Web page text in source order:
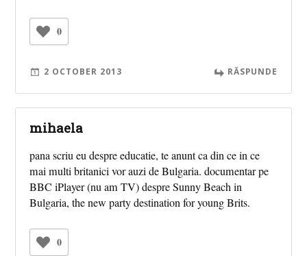
0
2 OCTOBER 2013 RĂSPUNDE
mihaela
pana scriu eu despre educatie, te anunt ca din ce in ce
mai multi britanici vor auzi de Bulgaria. documentar pe
BBC iPlayer (nu am TV) despre Sunny Beach in
Bulgaria, the new party destination for young Brits.
0